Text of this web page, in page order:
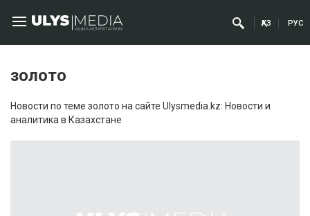
ҚАЗ РУС
золото
Новости по теме золото на сайте Ulysmedia.kz: Новости и
аналитика в Казахстане